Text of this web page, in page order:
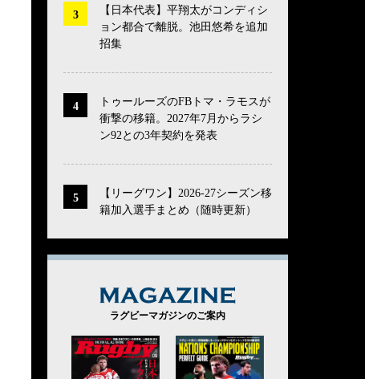
【日本代表】平翔太がコンディシ
ョン都合で離脱。池田悠希を追加
招集
トゥールーズのFBトマ・ラモスが
衝撃の移籍。2027年7月からラシ
ン92との3年契約を発表
【リーグワン】2026-27シーズン移
籍加入選手まとめ（随時更新）
ラグビーマガジンのご案内